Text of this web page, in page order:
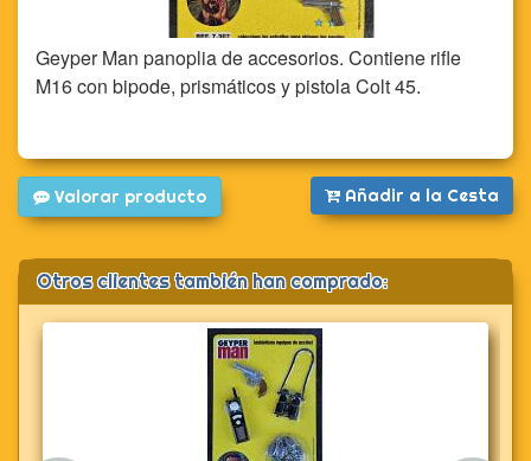
Geyper Man panoplia de accesorios. Contiene rifle
M16 con bipode, prismáticos y pistola Colt 45.
Valorar producto Añadir a la Cesta
Otros clientes también han comprado: